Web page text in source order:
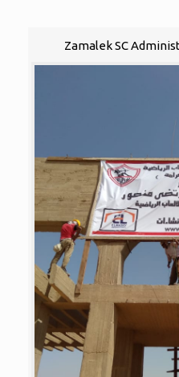
Zamalek SC